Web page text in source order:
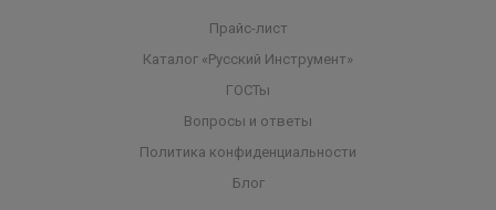
Прайс-лист
Каталог «Русский Инструмент»
ГОСТы
Вопросы и ответы
Политика конфиденциальности
Блог